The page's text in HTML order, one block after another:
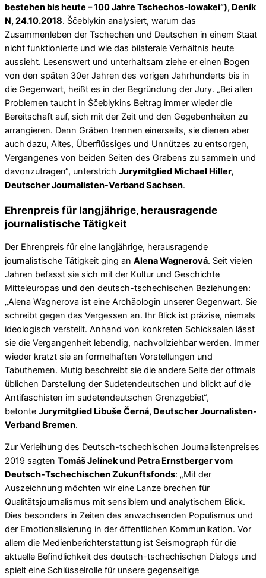
bestehen bis heute – 100 Jahre Tschechos-lowakei“), Deník
N, 24.10.2018. Ščeblykin analysiert, warum das
Zusammenleben der Tschechen und Deutschen in einem Staat
nicht funktionierte und wie das bilaterale Verhältnis heute
aussieht. Lesenswert und unterhaltsam ziehe er einen Bogen
von den späten 30er Jahren des vorigen Jahrhunderts bis in
die Gegenwart, heißt es in der Begründung der Jury. „Bei allen
Problemen taucht in Ščeblykins Beitrag immer wieder die
Bereitschaft auf, sich mit der Zeit und den Gegebenheiten zu
arrangieren. Denn Gräben trennen einerseits, sie dienen aber
auch dazu, Altes, Überflüssiges und Unnützes zu entsorgen,
Vergangenes von beiden Seiten des Grabens zu sammeln und
davonzutragen“, unterstrich Jurymitglied Michael Hiller,
Deutscher Journalisten-Verband Sachsen.
Ehrenpreis für langjährige, herausragende
journalistischeTätigkeit
Der Ehrenpreis für eine langjährige, herausragende
journalistische Tätigkeit ging an Alena Wagnerová. Seit vielen
Jahren befasst sie sich mit der Kultur und Geschichte
Mitteleuropas und den deutsch-tschechischen Beziehungen:
„Alena Wagnerova ist eine Archäologin unserer Gegenwart. Sie
schreibt gegen das Vergessen an. Ihr Blick ist präzise, niemals
ideologisch verstellt. Anhand von konkreten Schicksalen lässt
sie die Vergangenheit lebendig, nachvollziehbar werden. Immer
wieder kratzt sie an formelhaften Vorstellungen und
Tabuthemen. Mutig beschreibt sie die andere Seite der oftmals
üblichen Darstellung der Sudetendeutschen und blickt auf die
Antifaschisten im sudetendeutschen Grenzgebiet“,
betonte Jurymitglied Libuše Černá, Deutscher Journalisten-
Verband Bremen.
Zur Verleihung des Deutsch-tschechischen Journalistenpreises
2019 sagten Tomáš Jelínek und Petra Ernstberger vom
Deutsch-Tschechischen Zukunftsfonds: „Mit der
Auszeichnung möchten wir eine Lanze brechen für
Qualitätsjournalismus mit sensiblem und analytischem Blick.
Dies besonders in Zeiten des anwachsenden Populismus und
der Emotionalisierung in der öffentlichen Kommunikation. Vor
allem die Medienberichterstattung ist Seismograph für die
aktuelle Befindlichkeit des deutsch-tschechischen Dialogs und
spielt eine Schlüsselrolle für unsere gegenseitige